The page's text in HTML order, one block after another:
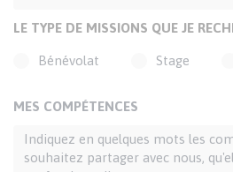
LE TYPE DE MISSIONS QUE JE
Bénévolat Stage
MES COMPÉTENCES